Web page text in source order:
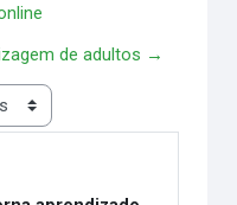
de adultos →